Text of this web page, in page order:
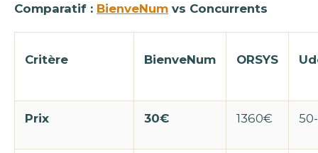
Comparatif : BienveNum vs Concurrents
Critère BienveNum ORSYS
Prix 30€ 1360€